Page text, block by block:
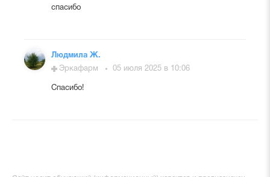
спасибо
Людмила Ж.
Эркафарм
05 июля 2025 в 10:06
Спасибо!